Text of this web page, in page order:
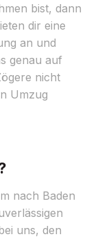
bist, dann
dir eine
an und
genau auf
nicht
Umzug
nach Baden
uns, den